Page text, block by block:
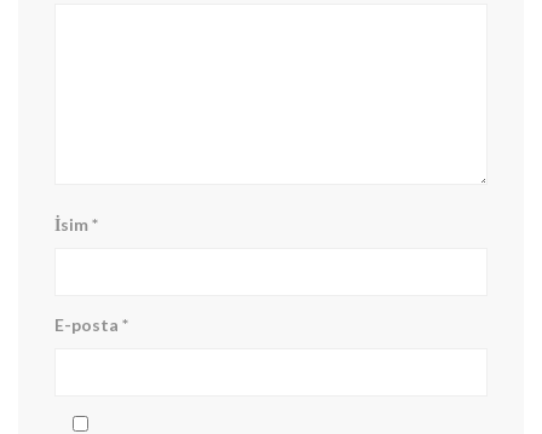
İsim*
E-posta *